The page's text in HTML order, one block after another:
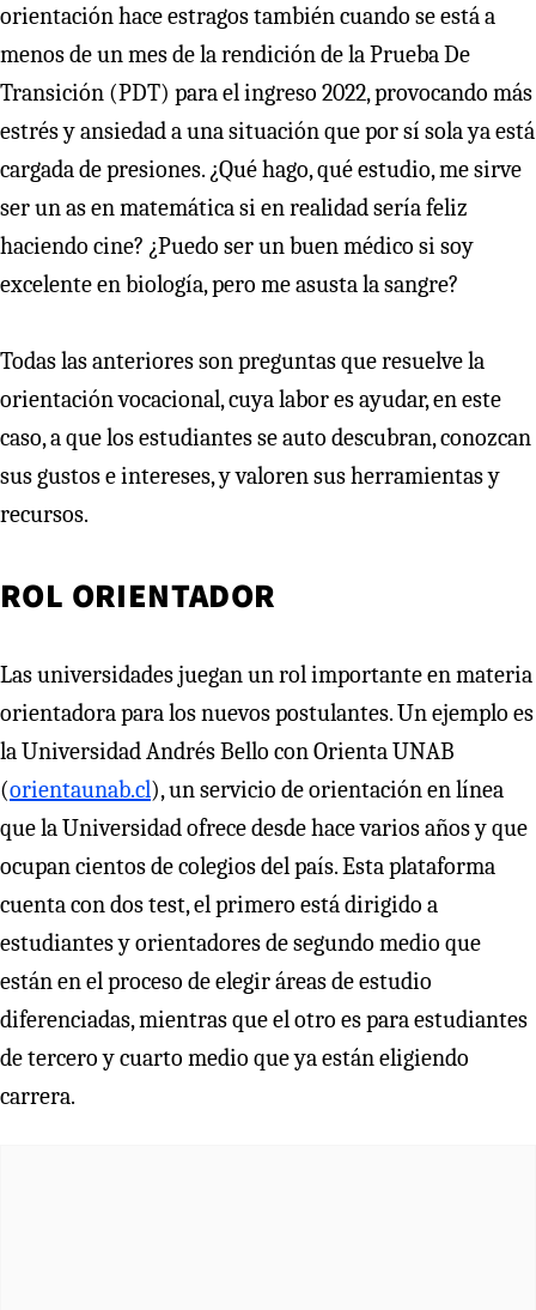
orientación hace estragos también cuando se está a
menos de un mes de la rendición de la Prueba De
Transición (PDT) para el ingreso 2022, provocando más
estrés y ansiedad a una situación que por sí sola ya está
cargada de presiones. ¿Qué hago, qué estudio, me sirve
ser un as en matemática si en realidad sería feliz
haciendo cine? ¿Puedo ser un buen médico si soy
excelente en biología, pero me asusta la sangre?
Todas las anteriores son preguntas que resuelve la
orientación vocacional, cuya labor es ayudar, en este
caso, a que los estudiantes se auto descubran, conozcan
sus gustos e intereses, y valoren sus herramientas y
recursos.
ROL ORIENTADOR
Las universidades juegan un rol importante en materia
orientadora para los nuevos postulantes. Un ejemplo es
la Universidad Andrés Bello con Orienta UNAB
(orientaunab.cl), un servicio de orientación en línea
que la Universidad ofrece desde hace varios años y que
ocupan cientos de colegios del país. Esta plataforma
cuenta con dos test, el primero está dirigido a
estudiantes y orientadores de segundo medio que
están en el proceso de elegir áreas de estudio
diferenciadas, mientras que el otro es para estudiantes
de tercero y cuarto medio que ya están eligiendo
carrera.